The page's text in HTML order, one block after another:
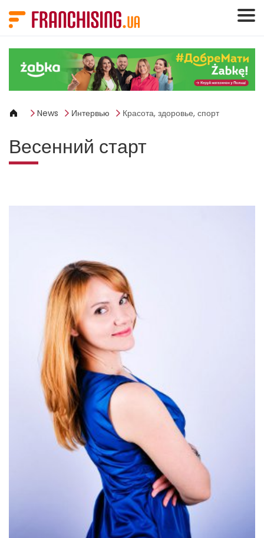
News Интервью Красота, здоровье, спорт
Весенний старт